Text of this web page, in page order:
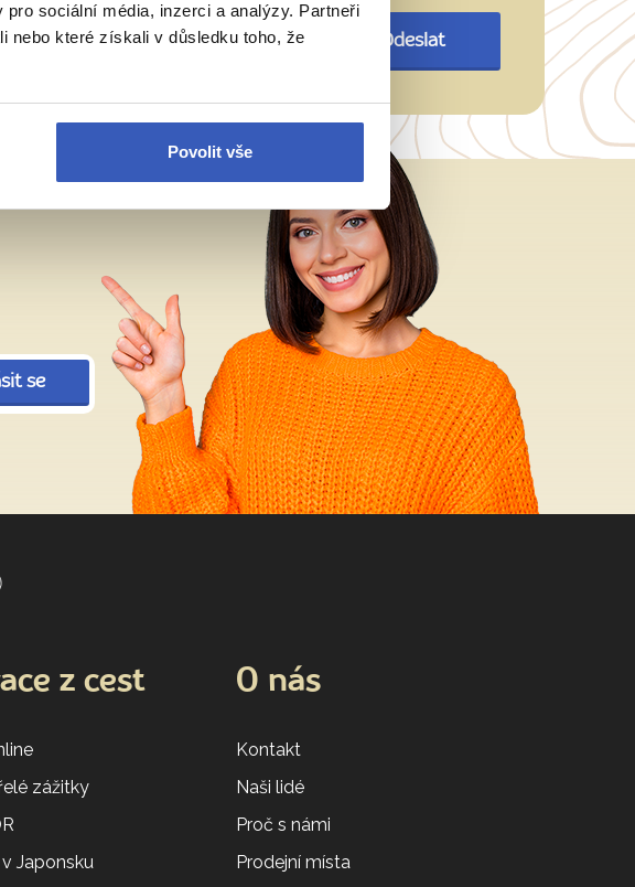
sociální média, inzerci a analýzy. Partneři
nebo které získali v důsledku toho, že
Povolit vše
Odeslat
se
z cest
zážitky
Japonsku
O nás
Kontakt
Naši lidé
Proč s námi
Prodejní místa